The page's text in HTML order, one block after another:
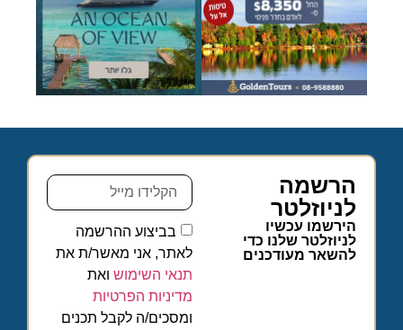
הרשמה
לניוזלטר
הירשמו עכשיו
לניוזלטר שלנו כדי
להשאר מעודכנים
בביצוע ההרשמה
לאתר, אני מאשר/ת את
תנאי השימוש ואת
מדיניות הפרטיות
ומסכים/ה לקבל תכנים